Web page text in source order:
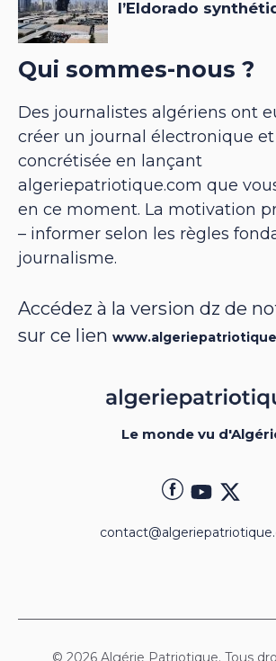
Qui sommes-nous ?
Des journalistes algériens ont
créer un journal électronique et
concrétisée en lançant
algeriepatriotique.com que
en ce moment. La motivation
– informer selon les règles
journalisme.
Accédez à la version dz de
sur ce lien
Le monde vu
© 2026 Algérie Patriotique. Tous